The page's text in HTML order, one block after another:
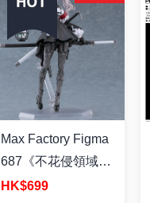
Max Factory Figma
687《不花侵領域》
瑠花 Ruka 塗裝成品
HK$699